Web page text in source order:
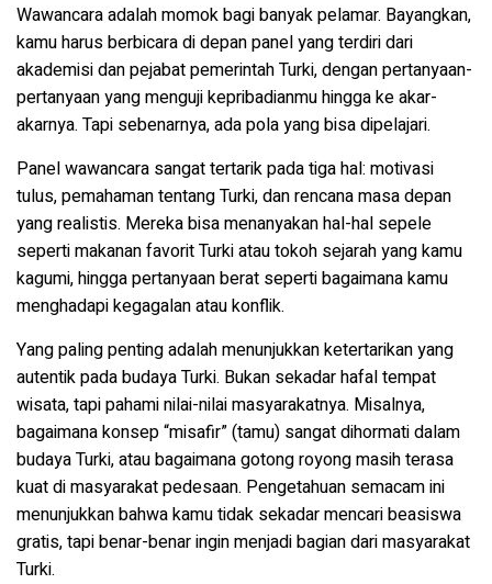
Wawancara adalah momok bagi banyak pelamar. Bayangkan,
kamu harus berbicara di depan panel yang terdiri dari
akademisi dan pejabat pemerintah Turki, dengan pertanyaan-
pertanyaan yang menguji kepribadianmu hingga ke akar-
akarnya. Tapi sebenarnya, ada pola yang bisa dipelajari.
Panel wawancara sangat tertarik pada tiga hal: motivasi
tulus, pemahaman tentang Turki, dan rencana masa depan
yang realistis. Mereka bisa menanyakan hal-hal sepele
seperti makanan favorit Turki atau tokoh sejarah yang kamu
kagumi, hingga pertanyaan berat seperti bagaimana kamu
menghadapi kegagalan atau konflik.
Yang paling penting adalah menunjukkan ketertarikan yang
autentik pada budaya Turki. Bukan sekadar hafal tempat
wisata, tapi pahami nilai-nilai masyarakatnya. Misalnya,
bagaimana konsep “misafir” (tamu) sangat dihormati dalam
budaya Turki, atau bagaimana gotong royong masih terasa
kuat di masyarakat pedesaan. Pengetahuan semacam ini
menunjukkan bahwa kamu tidak sekadar mencari beasiswa
gratis, tapi benar-benar ingin menjadi bagian dari masyarakat
Turki.